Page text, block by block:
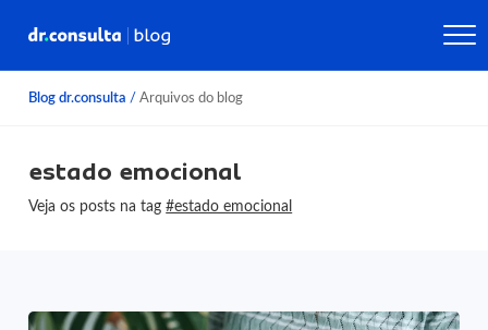
Blog dr.consulta / Arquivos do blog
estado emocional
Veja os posts na tag#estado emocional